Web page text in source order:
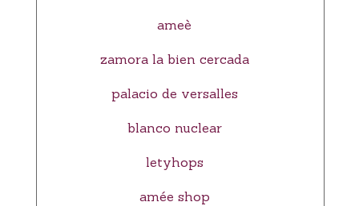
ameè
zamora la bien cercada
palacio de versalles
blanco nuclear
letyhops
amée shop